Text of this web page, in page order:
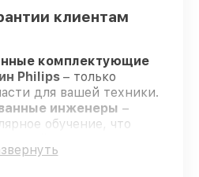
клиентам
комплектующие
Philips – только
для вашей техники.
инженеры –
обучение, что
– ремонт кофемашин